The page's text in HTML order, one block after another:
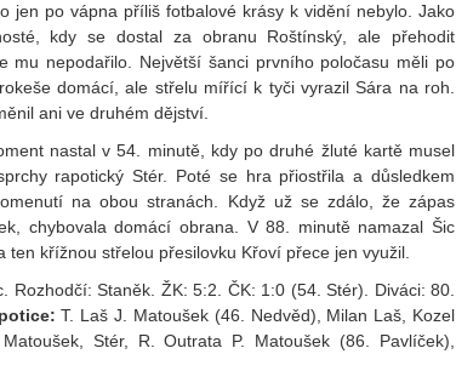
jen po vápna příliš fotbalové krásy k vidění nebylo. Jako
kdy se dostal za obranu Roštínský, ale přehodit
mu nepodařilo. Největší šanci prvního poločasu měli po
domácí, ale střelu mířící k tyči vyrazil Sára na roh.
ani ve druhém dějství.
nastal v 54. minutě, kdy po druhé žluté kartě musel
rapotický Stér. Poté se hra přiostřila a důsledkem
na obou stranách. Když už se zdálo, že zápas
chybovala domácí obrana. V 88. minutě namazal Šic
ten křížnou střelou přesilovku Křoví přece jen využil.
Rozhodčí: Staněk. ŽK: 5:2. ČK: 1:0 (54. Stér). Diváci: 80.
T. Laš J. Matoušek (46. Nedvěd), Milan Laš, Kozel
Stér, R. Outrata P. Matoušek (86. Pavlíček),